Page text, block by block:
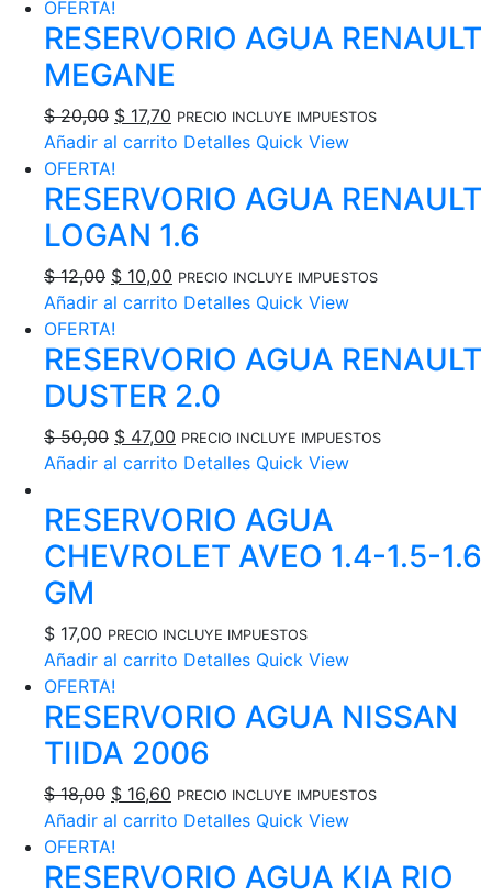
OFERTA!
RESERVORIO AGUA RENAULT
MEGANE
$20,00 El
precio
original
era:
$ 20,00.
$ 17,70 El
precio
es:
$ 17,70.
PRECIO INCLUYE IMPUESTOS
Añadir al carrito Detalles Quick View
OFERTA!
RESERVORIO AGUA RENAULT
LOGAN 1.6
$12,00 El
precio
original
era:
$ 12,00.
$ 10,00 El
precio
es:
$ 10,00.
PRECIO INCLUYE IMPUESTOS
Añadir al carrito Detalles Quick View
OFERTA!
RESERVORIO AGUA RENAULT
DUSTER 2.0
$50,00 El
precio
era:
$ 50,00.
$ 47,00 El
precio
es:
$ 47,00.
PRECIO INCLUYE IMPUESTOS
Añadir al carrito Detalles Quick View
RESERVORIO AGUA
CHEVROLET AVEO 1.4-1.5-1.6
GM
$ 17,00 PRECIO INCLUYE IMPUESTOS
Añadir al carrito Detalles Quick View
OFERTA!
RESERVORIO AGUA NISSAN
TIIDA 2006
$18,00 El
precio
original
era:
$ 16,60 El
precio
es:
PRECIO INCLUYE IMPUESTOS
Añadir al carrito Detalles Quick View
OFERTA!
RESERVORIO AGUA KIA RIO